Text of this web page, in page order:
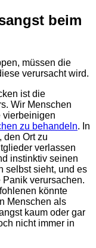
beim
müssen die
verursacht wird.
ist die
Wir Menschen
vierbeinigen
zu behandeln. In
den Ort zu
verlassen
instinktiv seinen
selbst sieht, und es
verursachen.
könnte
Menschen als
kaum oder gar
nicht immer in